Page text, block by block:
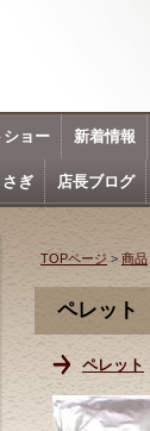
ショー 新着情報
ぎ 店長ブログ
TOPページ> 商品
ペレット
ペレット